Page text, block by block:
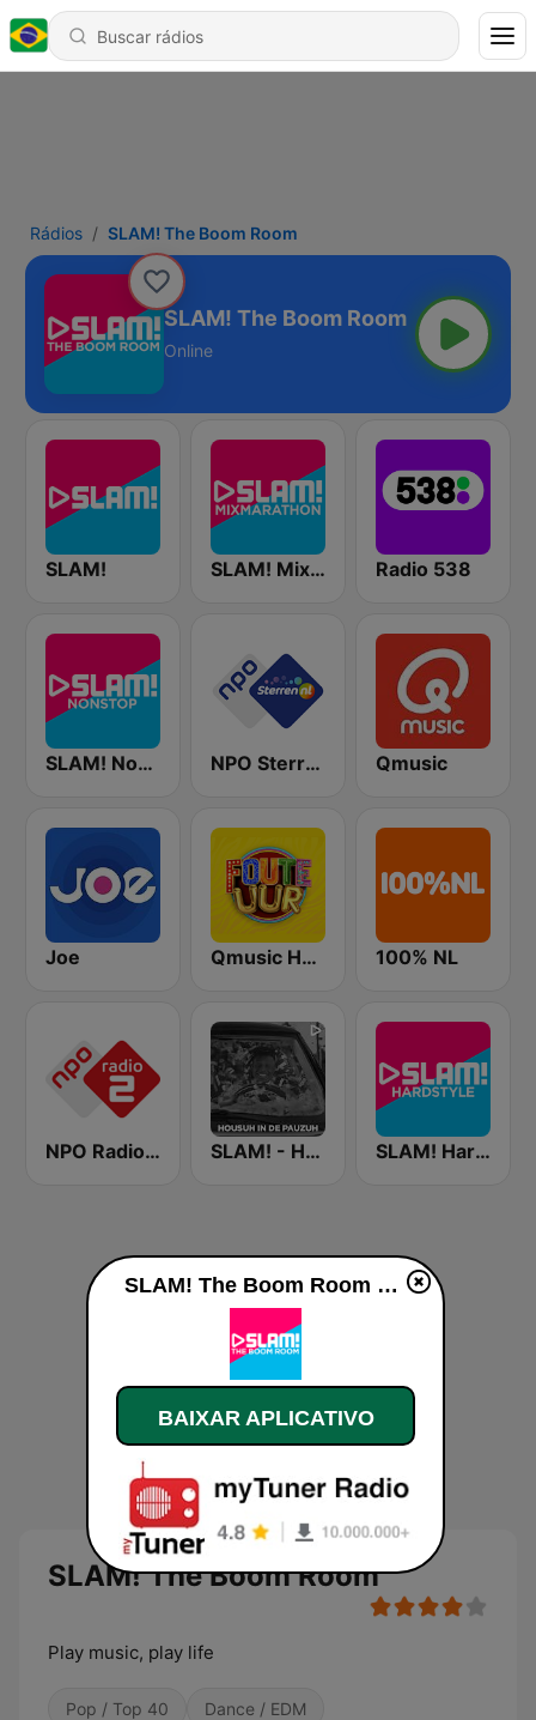
Rádios SLAM! The Boom Room
SLAM! The Boom Room
Online
SLAM! SLAM! Mixmarathon Radio 538
SLAM! Nonstop NPO Sterren Qmusic
Joe Qmusic Het Foute Uur 100% NL
NPO Radio 2 SLAM! - Housuh in de Pauzuh SLAM! Hardstyle
SLAM! The Boom Room
Play music, play life
Pop / Top 40 Dance / EDM
SLAM! The Boom Room ao vivo
BAIXAR APLICATIVO